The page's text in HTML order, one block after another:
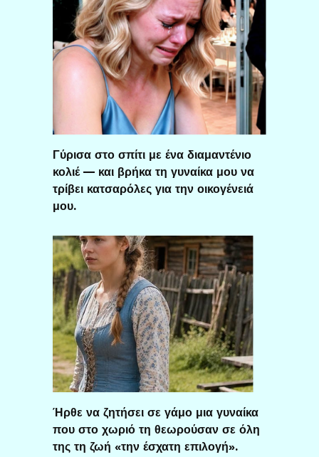
Γύρισα στο σπίτι με ένα διαμαντένιο
κολιέ — και βρήκα τη γυναίκα μου να
τρίβει κατσαρόλες για την οικογένειά
μου.
Ήρθε να ζητήσει σε γάμο μια γυναίκα
που στο χωριό τη θεωρούσαν σε όλη
της τη ζωή «την έσχατη επιλογή».